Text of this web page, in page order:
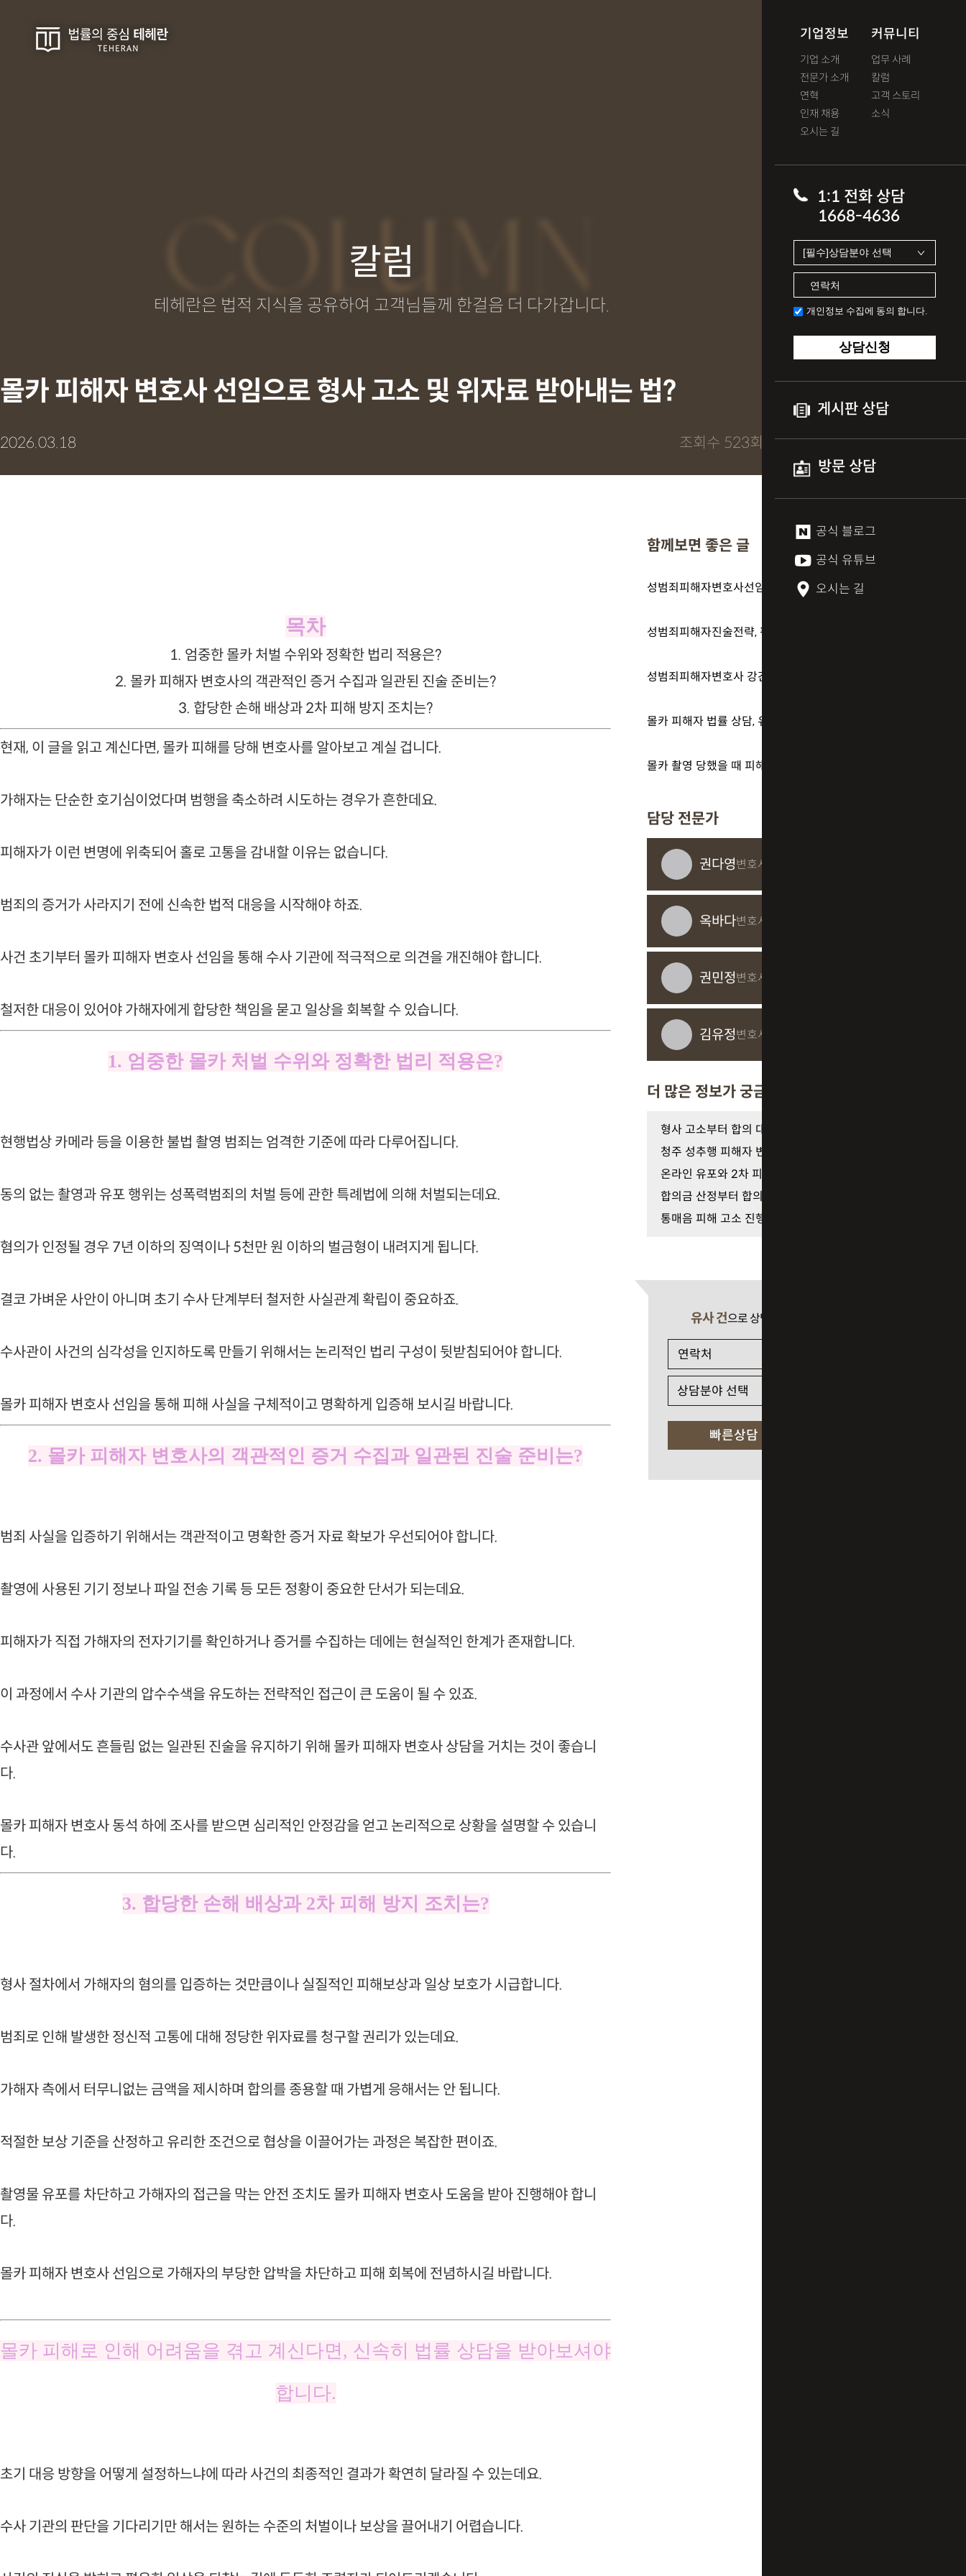
기업정보
기업 소개
전문가 소개
연혁
인재 채용
오시는 길
커뮤니티
업무 사례
칼럼
고객 스토리
소식
1:1 전화 상담
1668-4636
개인정보 수집에 동의 합니다.
상담신청
게시판 상담
방문 상담
공식 블로그
공식 유튜브
오시는 길
COLUMN
칼럼
테헤란은 법적 지식을 공유하여 고객님들께 한걸음 더 다가갑니다.
몰카 피해자 변호사 선임으로 형사 고소 및 위자료 받아내는 법?
2026.03.18 조회수 523회
목차
1. 엄중한 몰카 처벌 수위와 정확한 법리 적용은?
2. 몰카 피해자 변호사의 객관적인 증거 수집과 일관된 진술 준비는?
3. 합당한 손해 배상과 2차 피해 방지 조치는?
현재, 이 글을 읽고 계신다면, 몰카 피해를 당해 변호사를 알아보고 계실 겁니다.
가해자는 단순한 호기심이었다며 범행을 축소하려 시도하는 경우가 흔한데요.
피해자가 이런 변명에 위축되어 홀로 고통을 감내할 이유는 없습니다.
범죄의 증거가 사라지기 전에 신속한 법적 대응을 시작해야 하죠.
사건 초기부터 몰카 피해자 변호사 선임을 통해 수사 기관에 적극적으로 의견을 개진해야 합니다.
철저한 대응이 있어야 가해자에게 합당한 책임을 묻고 일상을 회복할 수 있습니다.
1. 엄중한 몰카 처벌 수위와 정확한 법리 적용은?
현행법상 카메라 등을 이용한 불법 촬영 범죄는 엄격한 기준에 따라 다루어집니다.
동의 없는 촬영과 유포 행위는 성폭력범죄의 처벌 등에 관한 특례법에 의해 처벌되는데요.
혐의가 인정될 경우 7년 이하의 징역이나 5천만 원 이하의 벌금형이 내려지게 됩니다.
결코 가벼운 사안이 아니며 초기 수사 단계부터 철저한 사실관계 확립이 중요하죠.
수사관이 사건의 심각성을 인지하도록 만들기 위해서는 논리적인 법리 구성이 뒷받침되어야 합니다.
몰카 피해자 변호사 선임을 통해 피해 사실을 구체적이고 명확하게 입증해 보시길 바랍니다.
2. 몰카 피해자 변호사의 객관적인 증거 수집과 일관된 진술 준비는?
범죄 사실을 입증하기 위해서는 객관적이고 명확한 증거 자료 확보가 우선되어야 합니다.
촬영에 사용된 기기 정보나 파일 전송 기록 등 모든 정황이 중요한 단서가 되는데요.
피해자가 직접 가해자의 전자기기를 확인하거나 증거를 수집하는 데에는 현실적인 한계가 존재합니다.
이 과정에서 수사 기관의 압수수색을 유도하는 전략적인 접근이 큰 도움이 될 수 있죠.
수사관 앞에서도 흔들림 없는 일관된 진술을 유지하기 위해 몰카 피해자 변호사 상담을 거치는 것이 좋습니
다.
몰카 피해자 변호사 동석 하에 조사를 받으면 심리적인 안정감을 얻고 논리적으로 상황을 설명할 수 있습니
다.
3. 합당한 손해 배상과 2차 피해 방지 조치는?
형사 절차에서 가해자의 혐의를 입증하는 것만큼이나 실질적인 피해보상과 일상 보호가 시급합니다.
범죄로 인해 발생한 정신적 고통에 대해 정당한 위자료를 청구할 권리가 있는데요.
가해자 측에서 터무니없는 금액을 제시하며 합의를 종용할 때 가볍게 응해서는 안 됩니다.
적절한 보상 기준을 산정하고 유리한 조건으로 협상을 이끌어가는 과정은 복잡한 편이죠.
촬영물 유포를 차단하고 가해자의 접근을 막는 안전 조치도 몰카 피해자 변호사 도움을 받아 진행해야 합니
다.
몰카 피해자 변호사 선임으로 가해자의 부당한 압박을 차단하고 피해 회복에 전념하시길 바랍니다.
몰카 피해로 인해 어려움을 겪고 계신다면, 신속히 법률 상담을 받아보셔야
합니다.
초기 대응 방향을 어떻게 설정하느냐에 따라 사건의 최종적인 결과가 확연히 달라질 수 있는데요.
수사 기관의 판단을 기다리기만 해서는 원하는 수준의 처벌이나 보상을 끌어내기 어렵습니다.
함께보면 좋은 글
성범죄피해자변호사선임기준 하나로, 결과가 이렇게 갈렸습니다
담당 전문가
권다영변호사
옥바다변호사
권민정변호사
김유정변호사
더 많은 정보가 궁금하다면
유사 건으로 상담 필요 시